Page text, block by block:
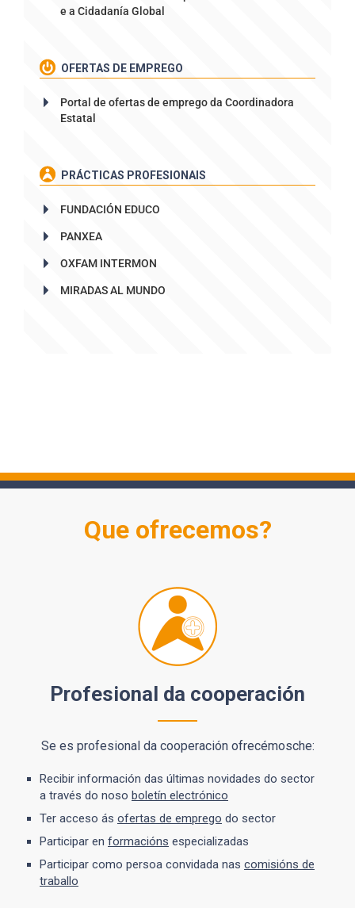
e a Cidadanía Global
OFERTAS DE EMPREGO
Portal de ofertas de emprego da Coordinadora
Estatal
PRÁCTICAS PROFESIONAIS
FUNDACIÓN EDUCO
PANXEA
OXFAM INTERMON
MIRADAS AL MUNDO
Que ofrecemos?
Profesional da cooperación
Se es profesional da cooperación ofrecémosche:
Recibir información das últimas novidades do sector
a través do noso boletín electrónico
Ter acceso ás ofertas de emprego do sector
Participar en formacións especializadas
Participar como persoa convidada nas comisións de
traballo